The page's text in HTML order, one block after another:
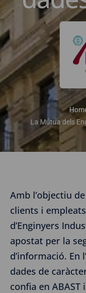
La Mútua dels
Amb l’objectiu
clients i
d’Enginyers
apostat per la
d’informació. En
dades de
confia en ABAST